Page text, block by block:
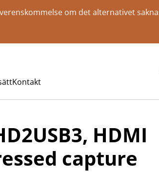
om det alternativet
Kontakt
HDMI
capture